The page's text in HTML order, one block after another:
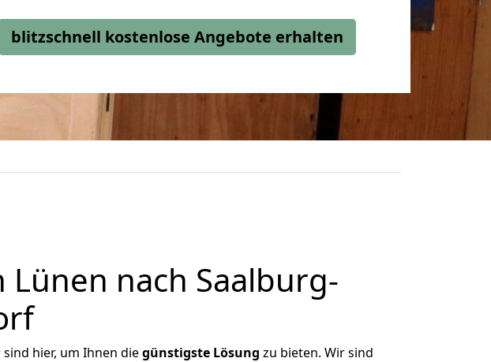
blitzschnell kostenlose Angebote erhalten
nach Saalburg-
hier, um Ihnen diegünstigste Lösung zu bieten. Wir sind